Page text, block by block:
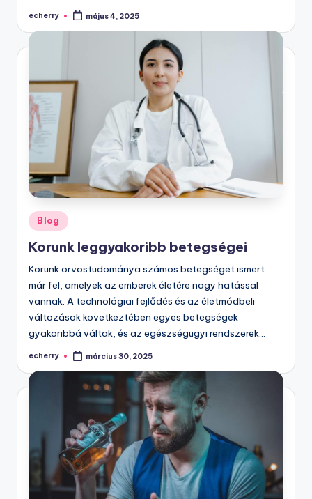
Posted
echerry május 4, 2025
Posted
in
Blog
Korunk leggyakoribb betegségei
Korunk orvostudománya számos betegséget ismert
már fel, amelyek az emberek életére nagy hatással
vannak. A technológiai fejlődés és az életmódbeli
változások következtében egyes betegségek
gyakoribbá váltak, és az egészségügyi rendszerek…
Posted
echerry március 30, 2025